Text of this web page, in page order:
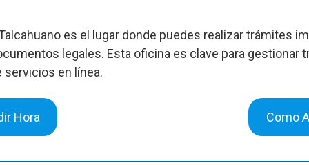
es el lugar donde puedes realizar trámites
legales. Esta oficina es clave para gestionar
servicios en línea.
Hora Como